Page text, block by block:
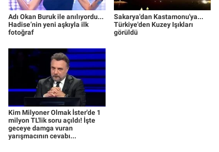
Adı Okan Buruk ile anılıyordu...
Hadise’nin yeni aşkıyla ilk
fotoğraf
Sakarya'dan Kastamonu'ya...
Türkiye'den Kuzey Işıkları
görüldü
Kim Milyoner Olmak İster'de 1
milyon TL'lik soru açıldı! İşte
geceye damga vuran
yarışmacının cevabı...